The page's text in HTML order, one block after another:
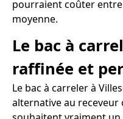
pourraient coûter entre
moyenne.
Le bac à
raffinée et
Le bac à carreler à
alternative au receveur